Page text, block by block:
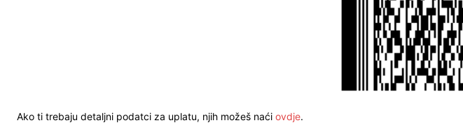
Ako ti trebaju detaljni podatci za uplatu, njih možeš naći ovdje.